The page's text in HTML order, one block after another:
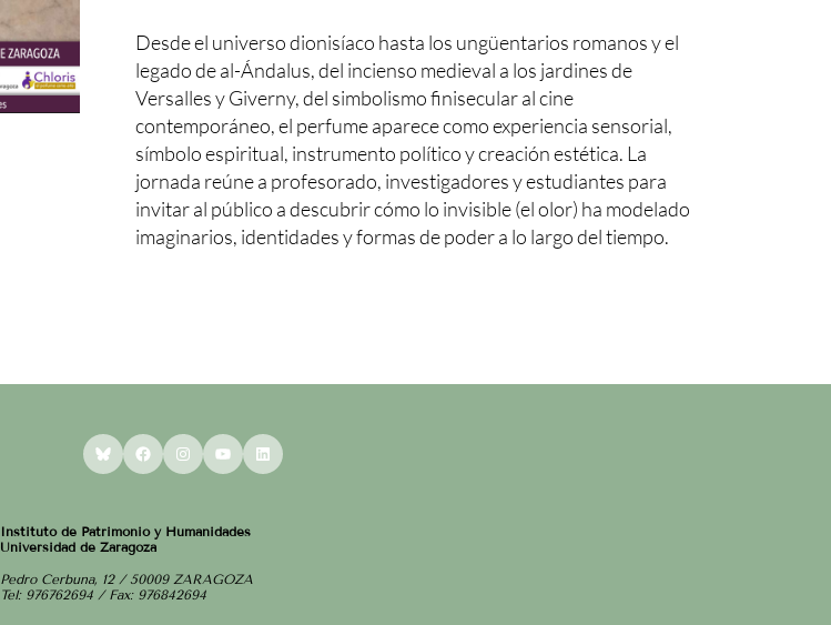
Desde el universo dionisíaco hasta los ungüentarios romanos y el
legado de al-Ándalus, del incienso medieval a los jardines de
Versalles y Giverny, del simbolismo finisecular al cine
contemporáneo, el perfume aparece como experiencia sensorial,
símbolo espiritual, instrumento político y creación estética. La
jornada reúne a profesorado, investigadores y estudiantes para
invitar al público a descubrir cómo lo invisible (el olor) ha modelado
imaginarios, identidades y formas de poder a lo largo del tiempo.
BlueskyFacebookInstagram
YouTubeLinkedIn
Instituto de Patrimonio y Humanidades
Universidad de Zaragoza
Pedro Cerbuna, 12 / 50009 ZARAGOZA
Tel: 976762694 / Fax: 976842694